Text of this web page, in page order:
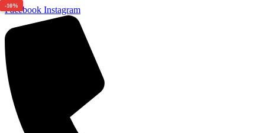
Facebook Instagram
-10%